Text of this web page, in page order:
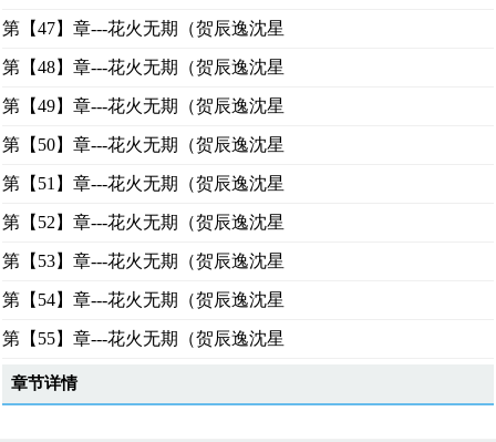
第【47】章---花火无期（贺辰逸沈星
第【48】章---花火无期（贺辰逸沈星
第【49】章---花火无期（贺辰逸沈星
第【50】章---花火无期（贺辰逸沈星
第【51】章---花火无期（贺辰逸沈星
第【52】章---花火无期（贺辰逸沈星
第【53】章---花火无期（贺辰逸沈星
第【54】章---花火无期（贺辰逸沈星
第【55】章---花火无期（贺辰逸沈星
章节详情